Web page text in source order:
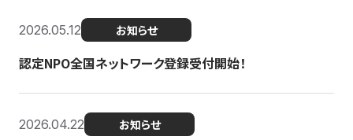
2026.05.12 お知らせ
認定NPO全国ネットワーク登録受付開始！
2026.04.22 お知らせ